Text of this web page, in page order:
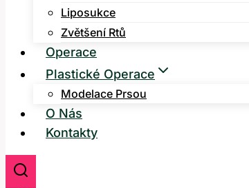
Liposukce
Zvětšení Rtů
Operace
Plastické Operace
Modelace Prsou
O Nás
Kontakty